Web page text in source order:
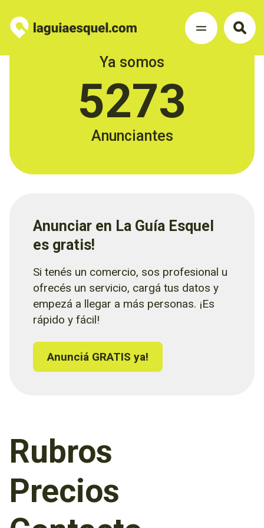
Ya somos
5273
Anunciantes
Anunciar en La Guía Esquel
es gratis!
Si tenés un comercio, sos profesional u
ofrecés un servicio, cargá tus datos y
empezá a llegar a más personas. ¡Es
rápido y fácil!
Anunciá GRATIS ya!
Rubros
Precios